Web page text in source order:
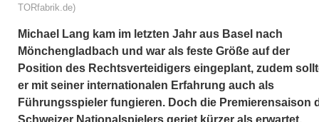
TORfabrik.de)
Michael Lang kam im letzten Jahr aus Basel nach
Mönchengladbach und war als feste Größe auf der
Position des Rechtsverteidigers eingeplant, zudem
er mit seiner internationalen Erfahrung auch als
Führungsspieler fungieren. Doch die Premierensaison
Schweizer Nationalspielers geriet kürzer als erwartet.